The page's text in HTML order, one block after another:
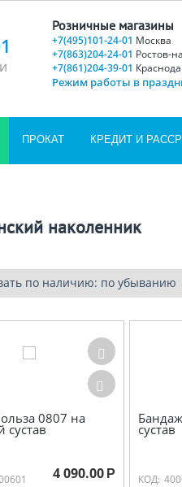
Розничные магазины
+7(495)101-24-01 Москва
+7(863)204-24-01 Ростов-
+7(861)204-39-01
Режим работы в
ПРОКАТ КРЕДИТ И
наколенник
по наличию: по убыванию
0807 на
сустав
4 090.00 Р
сустав
КОД: